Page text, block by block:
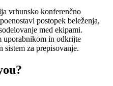
vrhunsko konferenčno
postopek beleženja,
med ekipami.
uporabnikom in odkrijte
sistem za prepisovanje.